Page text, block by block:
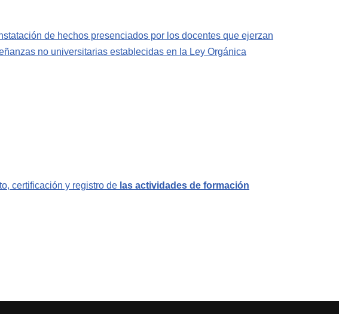
de hechos presenciados por los docentes que ejerzan
no universitarias establecidas en la Ley Orgánica
certificación y registro de las actividades de formación